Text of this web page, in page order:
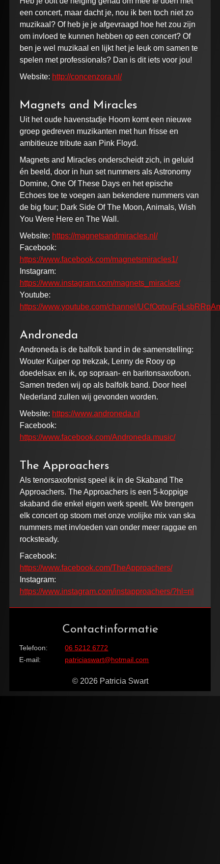
een concert, maar dacht je, nou ik ben toch niet zo
muzikaal? Of heb je je afgevraagd hoe het zou zijn
om invloed te kunnen hebben op een concert? Of
ben je wel muzikaal en lijkt het je leuk om samen te
spelen met professionals? Dan is dit iets voor jou!
Website: http://concenzora.nl/
Magnets and Miracles
Uit het oude havenstadje Hoorn komt een nieuwe
groep gedreven muzikanten met hun frisse en
ambitieuze tribute aan Pink Floyd.
Magnets and Miracles onderscheidt zich, in geluid
én beeld, door in hun set nummers als Astronomy
Domine, One Of These Days en het epische
Echoes toe te voegen aan bekendere nummers van
de big four; Dark Side Of The Moon, Animals, Wish
You Were Here en The Wall.
Website: https://magnetsandmiracles.nl/
Facebook:
https://www.facebook.com/magnetsmiracles1/
Instagram:
https://www.instagram.com/magnets_miracles/
Youtube:
https://www.youtube.com/channel/
Androneda
Androneda is de balfolk band in de samenstelling:
Wouter Kuiper op trekzak, Lenny de Rooy op
doedelsax en ik, op sopraan- en baritonsaxofoon.
Samen treden wij op als balfolk band. Door heel
Nederland zullen wij gevonden worden.
Website: https://www.androneda.nl
Facebook:
https://www.facebook.com/Androneda.music/
The Approachers
Als tenorsaxofonist speel ik in de Skaband The
Approachers. The Approachers is een 5-koppige
skaband die enkel eigen werk speelt. We brengen
elk concert op stoom met onze vrolijke mix van ska
nummers met invloeden van onder meer raggae en
rocksteady.
Facebook:
https://www.facebook.com/TheApproachers/
Instagram:
https://www.instagram.com/instapproachers/?hl=nl
Contactinformatie
Telefoon:
06 5212 6772
E-mail:
patriciaswart@hotmail.com
© 2026 Patricia Swart